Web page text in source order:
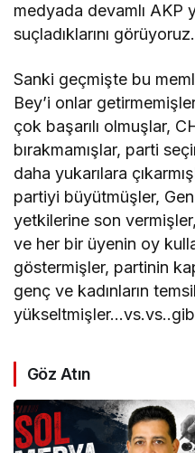
medyada devamlı AKP
suçladıklarını görüyoruz.
Sanki geçmişte bu
Bey’i onlar
çok başarılı olmuşlar,
bırakmamışlar, parti
daha yukarılara
partiyi büyütmüşler,
yetkilerine son
ve her bir üyenin oy
göstermişler, partinin
genç ve kadınların
Göz Atın